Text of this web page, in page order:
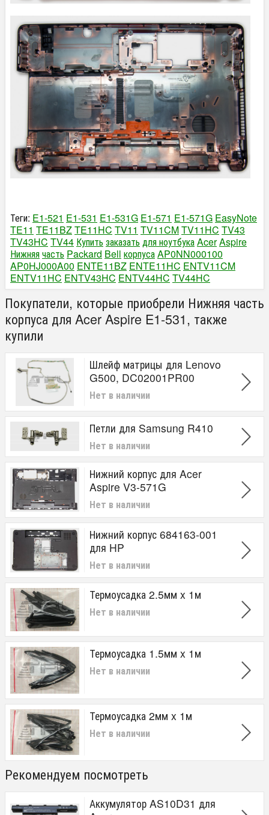
Теги: E1-521 E1-531 E1-531G E1-571 E1-571G EasyNote
TE11 TE11BZTE11HC TV11 TV11CMTV11HC TV43
TV43HC TV44 Купить заказать для ноутбукаAcerAspire
Нижняячасть Packard Bell корпусаAP0NN000100
AP0HJ000A00 ENTE11BZ ENTE11HC ENTV11CM
ENTV11HC ENTV43HC ENTV44HC TV44HC​
Покупатели, которые приобрели Нижняя часть
корпуса для Acer Aspire E1-531, также
купили
Шлейф матрицы для Lenovo
G500, DC02001PR00
Нет в наличии
Петли для Samsung R410
Нет в наличии
Нижний корпус для Acer
Aspire V3-571G
Нет в наличии
Нижний корпус 684163-001
для HP
Нет в наличии
Термоусадка 2.5мм x 1м
Нет в наличии
Термоусадка 1.5мм x 1м
Нет в наличии
Термоусадка 2мм x 1м
Нет в наличии
Рекомендуем посмотреть
Аккумулятор AS10D31 для